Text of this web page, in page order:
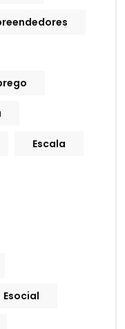
Escala
Esocial